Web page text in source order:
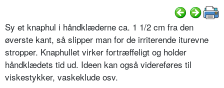
Sy et knaphul i håndklæderne ca. 1 1/2 cm fra den
øverste kant, så slipper man for de irriterende iturevne
stropper. Knaphullet virker fortræffeligt og holder
håndklædets tid ud. Ideen kan også videreføres til
viskestykker, vaskeklude osv.